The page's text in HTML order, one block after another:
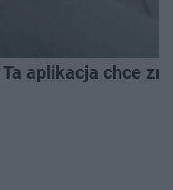
aplikacja chce